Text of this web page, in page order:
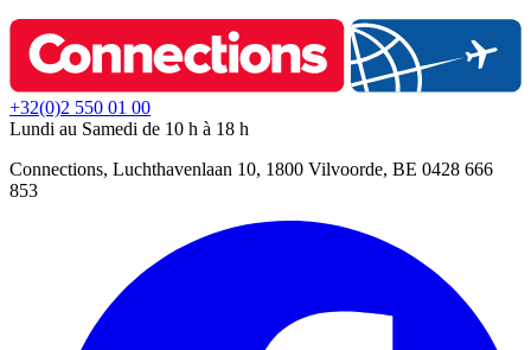
+32(0)2 550 01 00
Lundi au Samedi de 10 h à 18 h
Connections, Luchthavenlaan 10, 1800 Vilvoorde, BE 0428 666
853